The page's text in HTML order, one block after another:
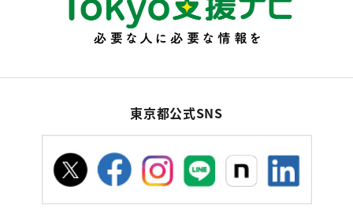
東京都公式SNS